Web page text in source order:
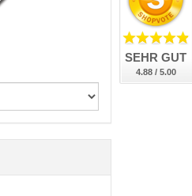
SEHR GUT
4.88 / 5.00